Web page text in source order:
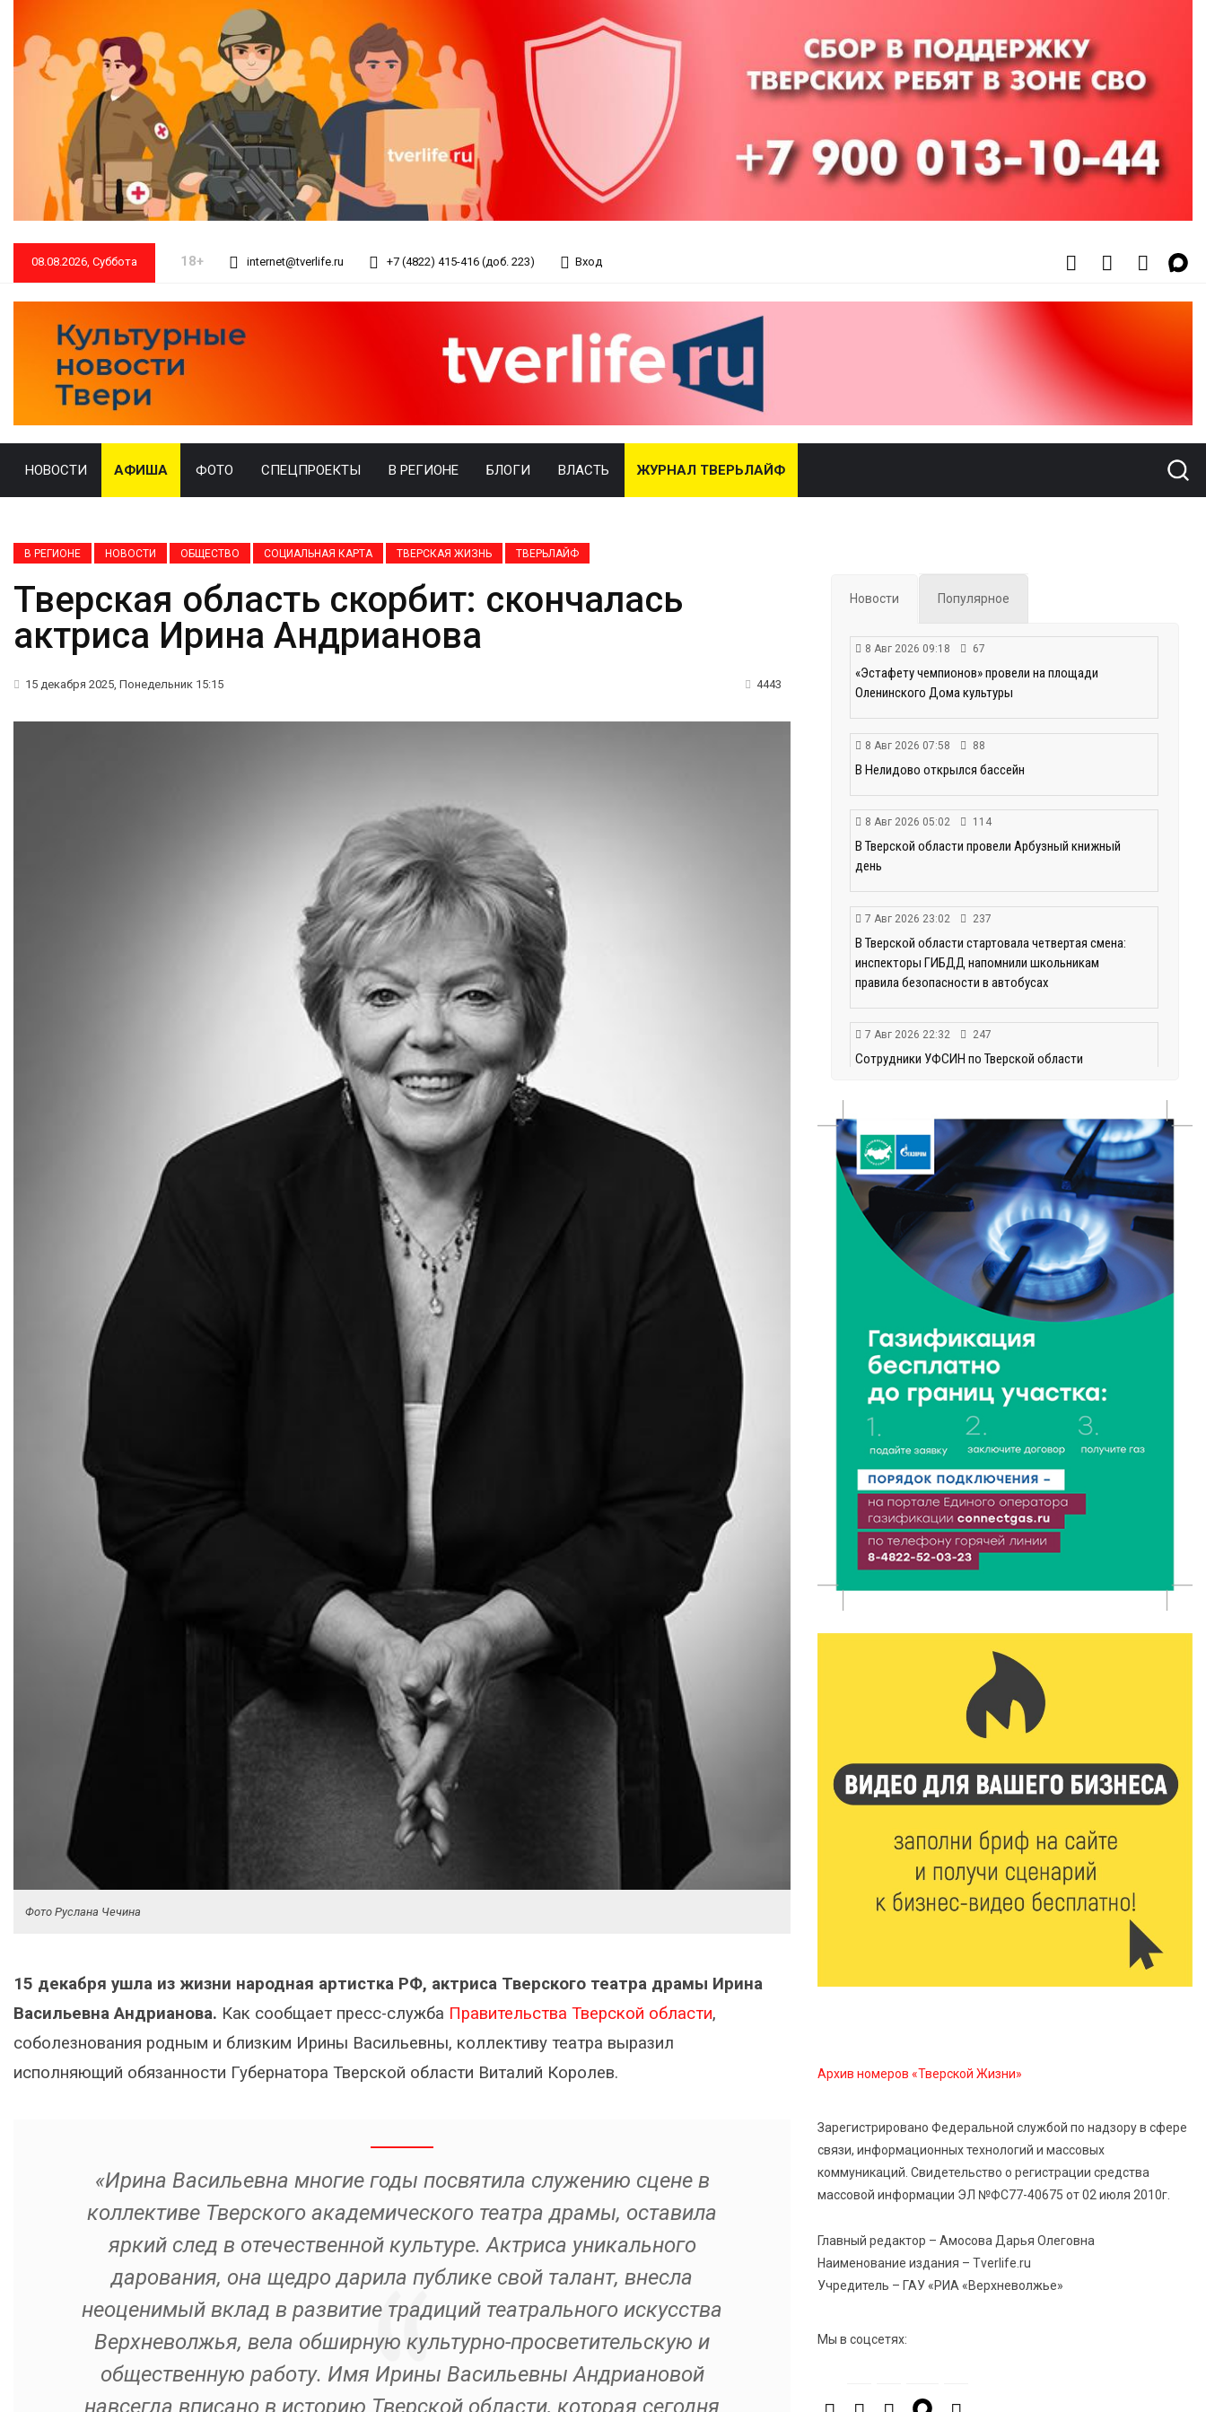
08.08.2026, Суббота 18+ internet@tverlife.ru +7 (4822) 415-416 (доб. 223) Вход
НОВОСТИ АФИША ФОТО СПЕЦПРОЕКТЫ В РЕГИОНЕ БЛОГИ ВЛАСТЬ ЖУРНАЛ ТВЕРЬЛАЙФ
В РЕГИОНЕ НОВОСТИ ОБЩЕСТВО СОЦИАЛЬНАЯ КАРТА ТВЕРСКАЯ ЖИЗНЬ ТВЕРЬЛАЙФ
Тверская область скорбит: скончалась
актриса Ирина Андрианова
15 декабря 2025, Понедельник 15:15 4443
Фото Руслана Чечина
15 декабря ушла из жизни народная артистка РФ, актриса Тверского театра драмы Ирина
Васильевна Андрианова. Как сообщает пресс-служба Правительства Тверской области,
соболезнования родным и близким Ирины Васильевны, коллективу театра выразил
исполняющий обязанности Губернатора Тверской области Виталий Королев.
«Ирина Васильевна многие годы посвятила служению сцене в
коллективе Тверского академического театра драмы, оставила
яркий след в отечественной культуре. Актриса уникального
дарования, она щедро дарила публике свой талант, внесла
неоценимый вклад в развитие традиций театрального искусства
Верхневолжья, вела обширную культурно-просветительскую и
общественную работу. Имя Ирины Васильевны Андриановой
навсегда вписано в историю Тверской области, которая сегодня
Новости Популярное
8 Авг 2026 09:18 67
«Эстафету чемпионов» провели на площади
Оленинского Дома культуры
8 Авг 2026 07:58 88
В Нелидово открылся бассейн
8 Авг 2026 05:02 114
В Тверской области провели Арбузный книжный
день
7 Авг 2026 23:02 237
В Тверской области стартовала четвертая смена:
инспекторы ГИБДД напомнили школьникам
правила безопасности в автобусах
7 Авг 2026 22:32 247
Сотрудники УФСИН по Тверской области
7 Авг 2026 22:02
Новые правила РЖД: пассажиров начнут
информировать об изменениях маршрута в
цифровом формате
7 Авг 2026 21:02 337
Социальный фонд РФ представил актуальные
данные о численности пенсионеров
7 Авг 2026 20:02 285
Как питаться, чтобы мозг работал лучше:
рекомендации фитнес ‑ специалиста Александра
7 Авг 2026 19:02 292
Ботанические лаборатории в школах: Тверская
область запускает масштабный экопроект
Зарядка со стражем порядка объединила детей в
В Нило-Столобенской пустыни началась
Крестовоздвиженской церкви
311
День арбуза отметили ребята в Андреапольском
7 Авг 2026 16:32 585
Твери
7 Авг 2026 16:02 544
Сладкая программа в Твери: дегустация мёда и
7 Авг 2026 15:41 274
Открыт набор на программу амбассадоров для
Архив номеров «Тверской Жизни»
Зарегистрировано Федеральной службой по надзору в сфере
связи, информационных технологий и массовых
коммуникаций. Свидетельство о регистрации средства
массовой информации ЭЛ №ФС77-40675 от 02 июля 2010г.
Главный редактор – Амосова Дарья Олеговна
Наименование издания – Tverlife.ru
Учредитель – ГАУ «РИА «Верхневолжье»
Мы в соцсетях: